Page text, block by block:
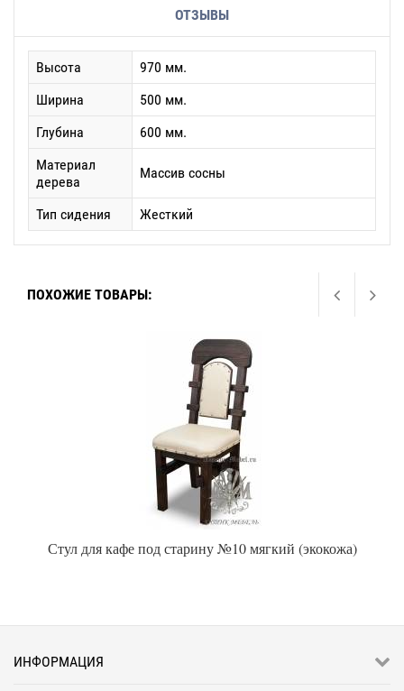
ОТЗЫВЫ
Высота
970 мм.
Ширина
500 мм.
Глубина
600 мм.
Материал
дерева
Массив сосны
Тип сидения Жесткий
ПОХОЖИЕ ТОВАРЫ:
Стул для кафе под старину №10 мягкий (экокожа)
ИНФОРМАЦИЯ